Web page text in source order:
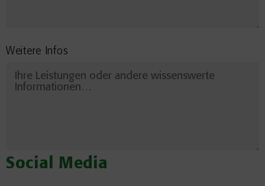
Weitere Infos
Social Media